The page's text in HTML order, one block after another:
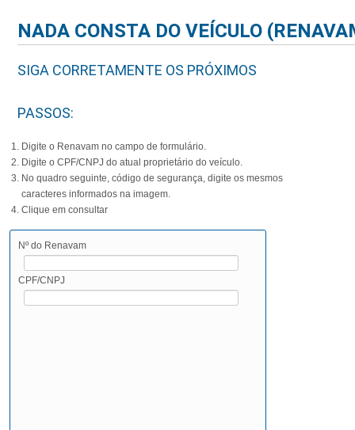
NADA CONSTA DO VEÍCULO
SIGA CORRETAMENTE OS PRÓXIMOS
PASSOS:
Digite o Renavam no campo de formulário.
Digite o CPF/CNPJ do atual proprietário do veículo.
No quadro seguinte, código de segurança, digite os mesmos
caracteres informados na imagem.
Clique em consultar
Nº do Renavam
CPF/CNPJ